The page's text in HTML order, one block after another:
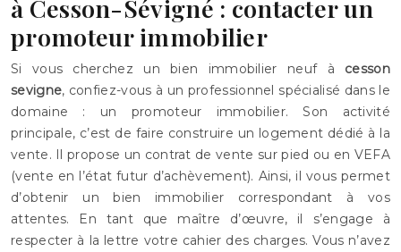
à Cesson-Sévigné : contacter un
promoteur immobilier
Si vous cherchez un bien immobilier neuf à cesson
sevigne, confiez-vous à un professionnel spécialisé dans le
domaine : un promoteur immobilier. Son activité
principale, c’est de faire construire un logement dédié à la
vente. Il propose un contrat de vente sur pied ou en VEFA
(vente en l’état futur d’achèvement). Ainsi, il vous permet
d’obtenir un bien immobilier correspondant à vos
attentes. En tant que maître d’œuvre, il s’engage à
respecter à la lettre votre cahier des charges. Vous n’avez